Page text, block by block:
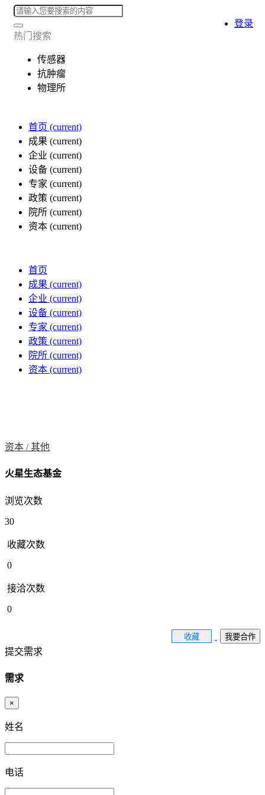
热门搜索
传感器
抗肿瘤
物理所
首页 (current)
成果 (current)
企业 (current)
设备 (current)
专家 (current)
政策 (current)
院所 (current)
资本 (current)
登录
首页
成果 (current)
企业 (current)
设备 (current)
专家 (current)
政策 (current)
院所 (current)
资本 (current)
资本 /其他
火星生态基金
浏览次数
30
收藏次数
0
接洽次数
0
收藏 我要合作
提交需求
需求
×
姓名
电话